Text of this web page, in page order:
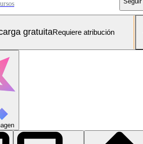
gratuitaRequiere atribución